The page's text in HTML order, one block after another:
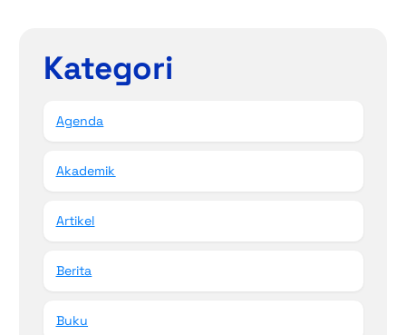
Kategori
Agenda
Akademik
Artikel
Berita
Buku